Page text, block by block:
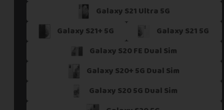
Si vous ne trouvez pas une offre correspondant aux
Vous pouvez éventuellement nous contacter.
Galaxy S21 Ultra 5G
Galaxy S21+ 5G
Galaxy S21 5G
Galaxy S20 FE Dual Sim
Galaxy S20+ 5G Dual Sim
Galaxy S20 5G Dual Sim